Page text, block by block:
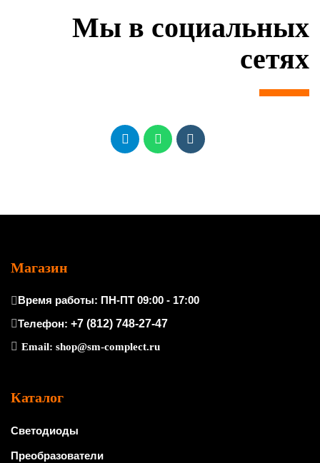
Мы в социальных
сетях
Магазин
Время работы: ПН-ПТ 09:00 - 17:00
Телефон: +7 (812) 748-27-47
Email: shop@sm-complect.ru
Каталог
Светодиоды
Преобразователи